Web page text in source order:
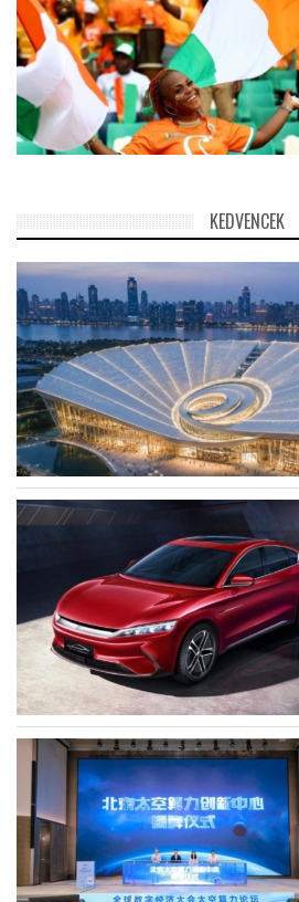
KEDVENCEK